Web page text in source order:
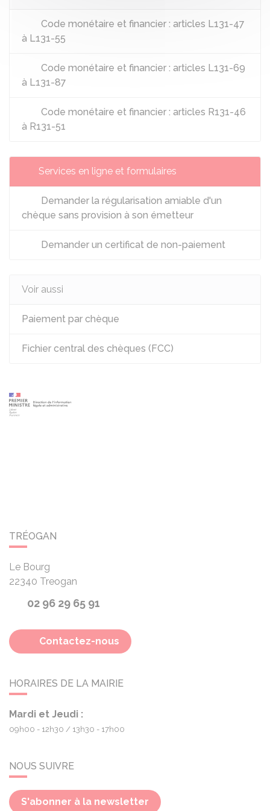
Code monétaire et financier : articles L131-47
à L131-55
Code monétaire et financier : articles L131-69
à L131-87
Code monétaire et financier : articles R131-46
à R131-51
Services en ligne et formulaires
Demander la régularisation amiable d'un
chèque sans provision à son émetteur
Demander un certificat de non-paiement
Voir aussi
Paiement par chèque
Fichier central des chèques (FCC)
TRÉOGAN
Le Bourg
22340 Treogan
02 96 29 65 91
Contactez-nous
HORAIRES DE LA MAIRIE
Mardi et Jeudi :
09h00 - 12h30 13h30 - 17h00
NOUS SUIVRE
S'abonner à la newsletter